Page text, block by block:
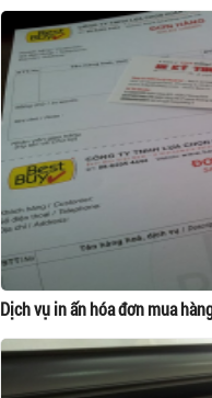
Dịch vụ in ấn hóa đơn mua